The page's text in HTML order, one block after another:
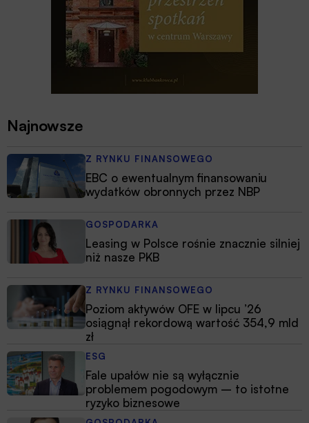
Najnowsze
Z RYNKU FINANSOWEGO
EBC o ewentualnym finansowaniu
wydatków obronnych przez NBP
GOSPODARKA
Leasing w Polsce rośnie znacznie silniej
niż nasze PKB
Z RYNKU FINANSOWEGO
Poziom aktywów OFE w lipcu ’26
osiągnął rekordową wartość 354,9 mld
zł
ESG
Fale upałów nie są wyłącznie
problemem pogodowym – to istotne
ryzyko biznesowe